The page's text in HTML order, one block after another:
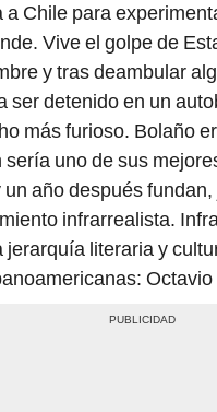
Chile para
Vive el golpe de
y tras deambular
ser detenido en un
más furioso. Bolaño
uno de sus
año después
infrarrealista.
literaria y
Octavio